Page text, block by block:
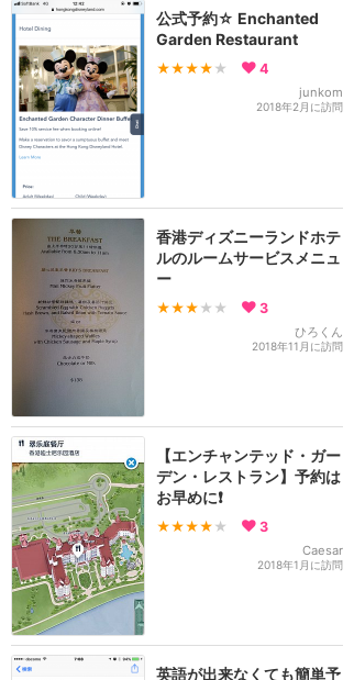
公式予約☆ Enchanted
Garden Restaurant
★★★★ ★ 4
junkom
2018年2月に訪問
香港ディズニーランドホテ
ルのルームサービスメニュ
ー
★★★ ★★ 3
ひろくん
2018年11月に訪問
【エンチャンテッド・ガー
デン・レストラン】予約は
お早めに❗️
★★★★ ★ 3
Caesar
2018年1月に訪問
英語が出来なくても簡単予